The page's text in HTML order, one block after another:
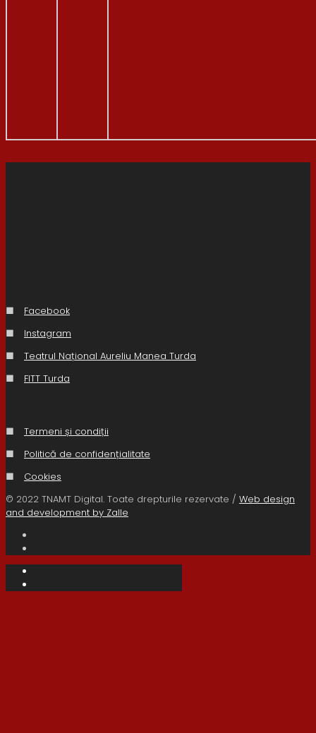
■
Facebook
■
Instagram
■
Teatrul Național Aureliu Manea Turda
■
FITT Turda
■
Termeni și condiții
■
Politică de confidențialitate
■
Cookies
© 2022 TNAMT Digital. Toate drepturile rezervate / Web design
and development by Zalle